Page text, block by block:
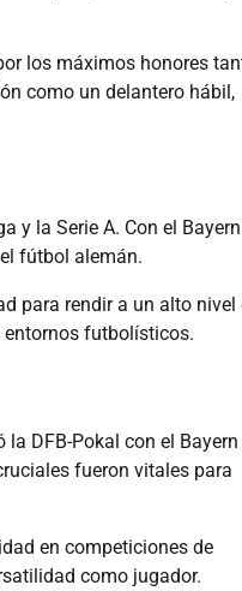
los máximos honores
como un delantero hábil,
y la Serie A. Con el Bayern
fútbol alemán.
para rendir a un alto nivel
futbolísticos.
DFB-Pokal con el Bayern
fueron vitales para
en competiciones de
como jugador.